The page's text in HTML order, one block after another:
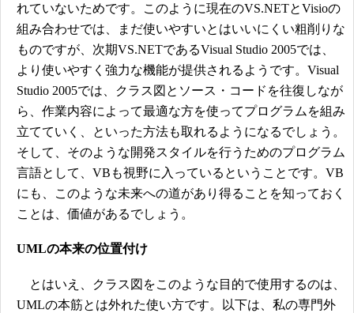
れていないためです。このように現在のVS.NETとVisioの
組み合わせでは、まだ使いやすいとはいいにくい粗削りな
ものですが、次期VS.NETであるVisual Studio 2005では、
より使いやすく強力な機能が提供されるようです。Visual
Studio 2005では、クラス図とソース・コードを往復しなが
ら、作業内容によって最適な方を使ってプログラムを組み
立てていく、といった方法も取れるようになるでしょう。
そして、そのような開発スタイルを行うためのプログラム
言語として、VBも視野に入っているということです。VB
にも、このような未来への道があり得ることを知っておく
ことは、価値があるでしょう。
UMLの本来の位置付け
とはいえ、クラス図をこのような目的で使用するのは、
UMLの本筋とは外れた使い方です。以下は、私の専門外